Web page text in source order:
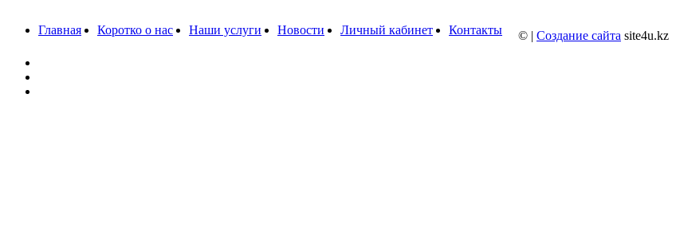
Главная Коротко о нас Наши услуги Новости Личный кабинет Контакты © | Создание сайта site4u.kz